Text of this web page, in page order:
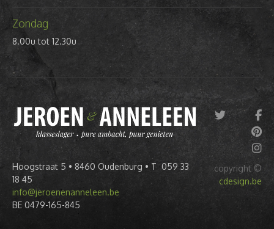
Zondag
8.00u tot 12.30u
Hoogstraat 5 • 8460 Oudenburg • T 059 33
18 45
info@jeroenenanneleen.be
BE 0479-165-845
copyright ©
cdesign.be